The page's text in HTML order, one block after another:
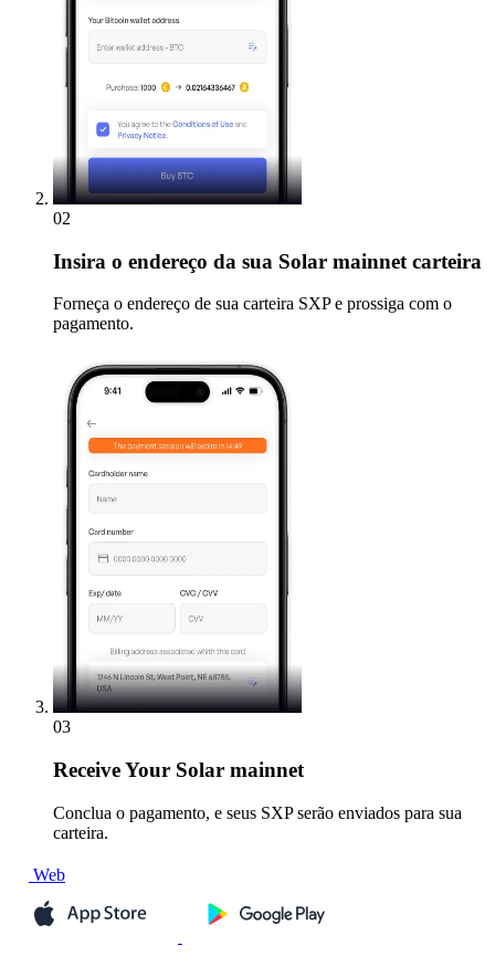
02
Insira o endereço da sua Solar mainnet carteira
Forneça o endereço de sua carteira SXP e prossiga com o
pagamento.
03
ReceiveYour Solar mainnet
Conclua o pagamento, e seus SXP serão enviados para sua
carteira.
Web